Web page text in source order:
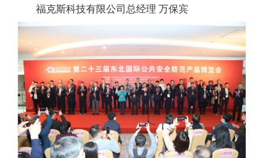
福克斯科技有限公司总经理 万保宾